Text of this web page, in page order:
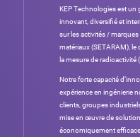
KEP Technologies est un
innovant, diversifié et
sur les activités /
matériaux (SETARAM),
la mesure de radioactivité
Notre forte capacité
expérience en ingénierie
clients, groupes
mise en œuvre de
économiquement